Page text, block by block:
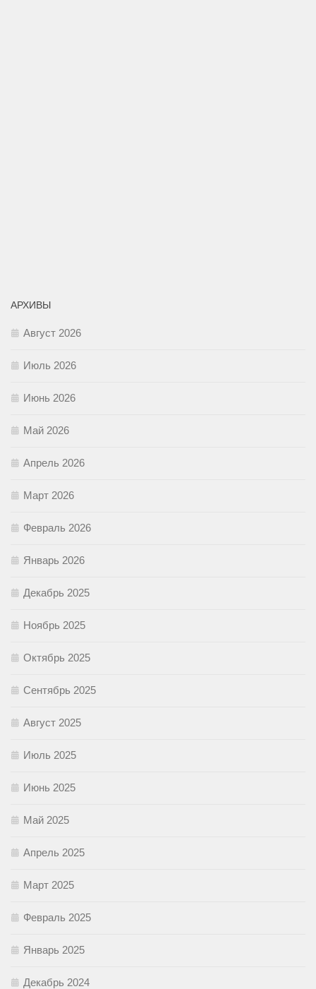
АРХИВЫ
Август 2026
Июль 2026
Июнь 2026
Май 2026
Апрель 2026
Март 2026
Февраль 2026
Январь 2026
Декабрь 2025
Ноябрь 2025
Октябрь 2025
Сентябрь 2025
Август 2025
Июль 2025
Июнь 2025
Май 2025
Апрель 2025
Март 2025
Февраль 2025
Январь 2025
Декабрь 2024